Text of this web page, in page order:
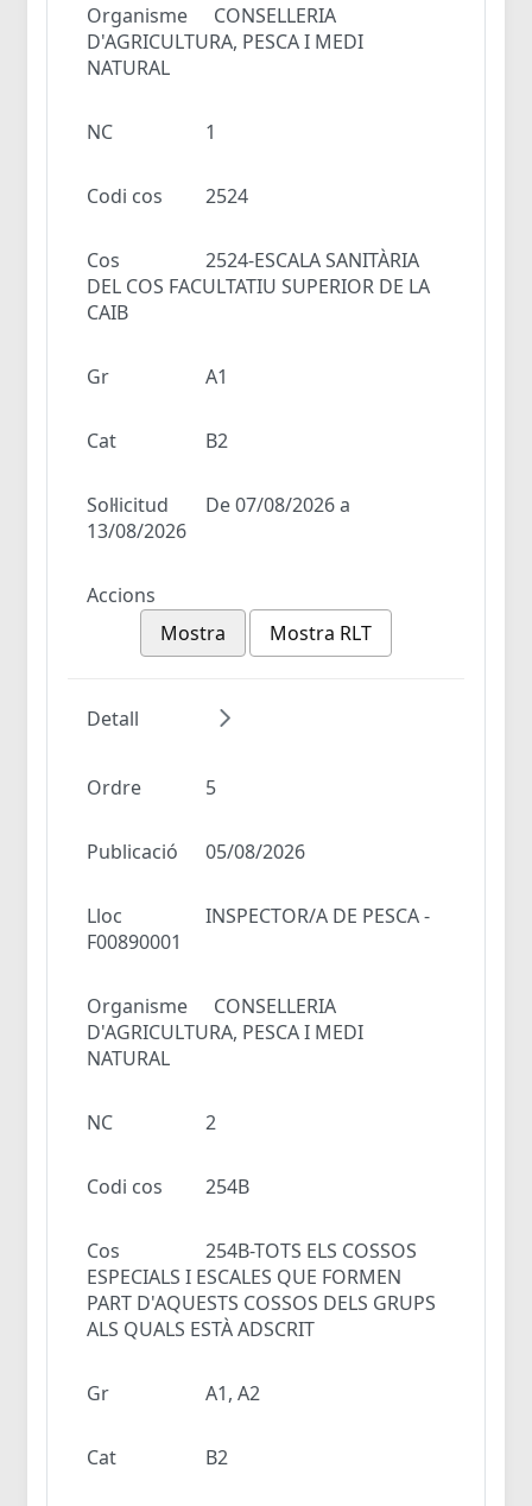
Organisme
CONSELLERIA
D'AGRICULTURA, PESCA I MEDI
NATURAL
NC 1
Codi cos 2524
Cos
2524-ESCALA SANITÀRIA
DEL COS FACULTATIU SUPERIOR DE LA
CAIB
Gr A1
Cat B2
Sol·licitud
De 07/08/2026 a
13/08/2026
Accions
Mostra
Mostra RLT
Detall
Ordre 5
Publicació 05/08/2026
Lloc
INSPECTOR/A DE PESCA -
F00890001
Organisme
CONSELLERIA
D'AGRICULTURA, PESCA I MEDI
NATURAL
NC 2
Codi cos 254B
Cos
254B-TOTS ELS COSSOS
ESPECIALS I ESCALES QUE FORMEN
PART D'AQUESTS COSSOS DELS GRUPS
ALS QUALS ESTÀ ADSCRIT
Gr A1, A2
Cat B2